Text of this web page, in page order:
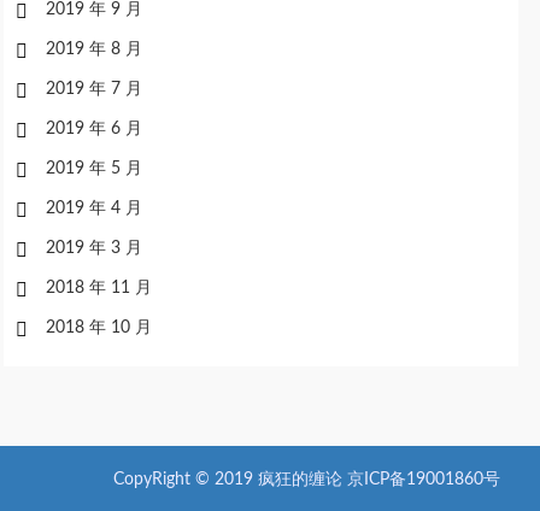
2019 年 9 月
2019 年 8 月
2019 年 7 月
2019 年 6 月
2019 年 5 月
2019 年 4 月
2019 年 3 月
2018 年 11 月
2018 年 10 月
CopyRight © 2019 疯狂的缠论 京ICP备19001860号